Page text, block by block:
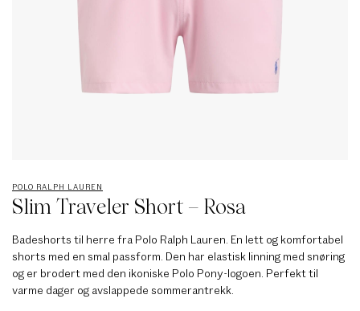
POLO RALPH LAUREN
Slim Traveler Short – Rosa
Badeshorts til herre fra Polo Ralph Lauren. En lett og komfortabel
shorts med en smal passform. Den har elastisk linning med snøring
og er brodert med den ikoniske Polo Pony-logoen. Perfekt til
varme dager og avslappede sommerantrekk.